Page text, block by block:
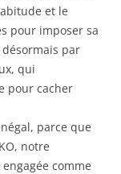
et le
pour imposer sa
par
qui
pour cacher
parce que
notre
comme